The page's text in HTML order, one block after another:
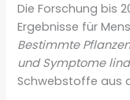
Die Forschung bis
Ergebnisse für
Bestimmte
und Symptome
Schwebstoffe aus